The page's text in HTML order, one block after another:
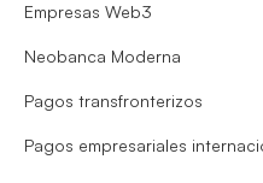
Empresas Web3
Neobanca Moderna
Pagos transfronterizos
Pagos empresariales